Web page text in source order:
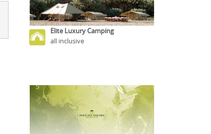
Elite Luxury Camping
all inclusive